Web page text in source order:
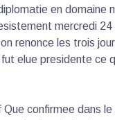
en
mercredi
renonce les trois
elue presidente
Que confirmee